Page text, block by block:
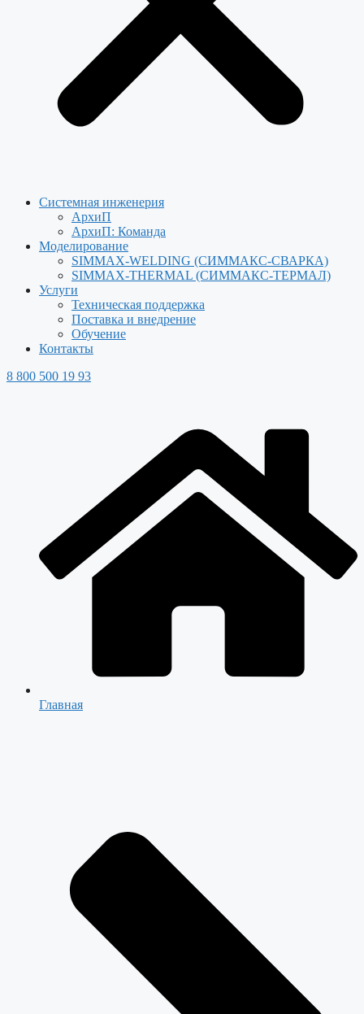
Системная инженерия
АрхиП
АрхиП: Команда
Моделирование
SIMMAX-WELDING (СИММАКС-СВАРКА)
SIMMAX-THERMAL (СИММАКС-ТЕРМАЛ)
Услуги
Техническая поддержка
Поставка и внедрение
Обучение
Контакты
8 800 500 19 93
Главная